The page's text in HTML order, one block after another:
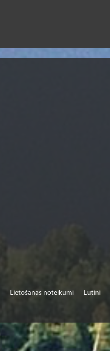
Lietošanas noteikumi Lutini